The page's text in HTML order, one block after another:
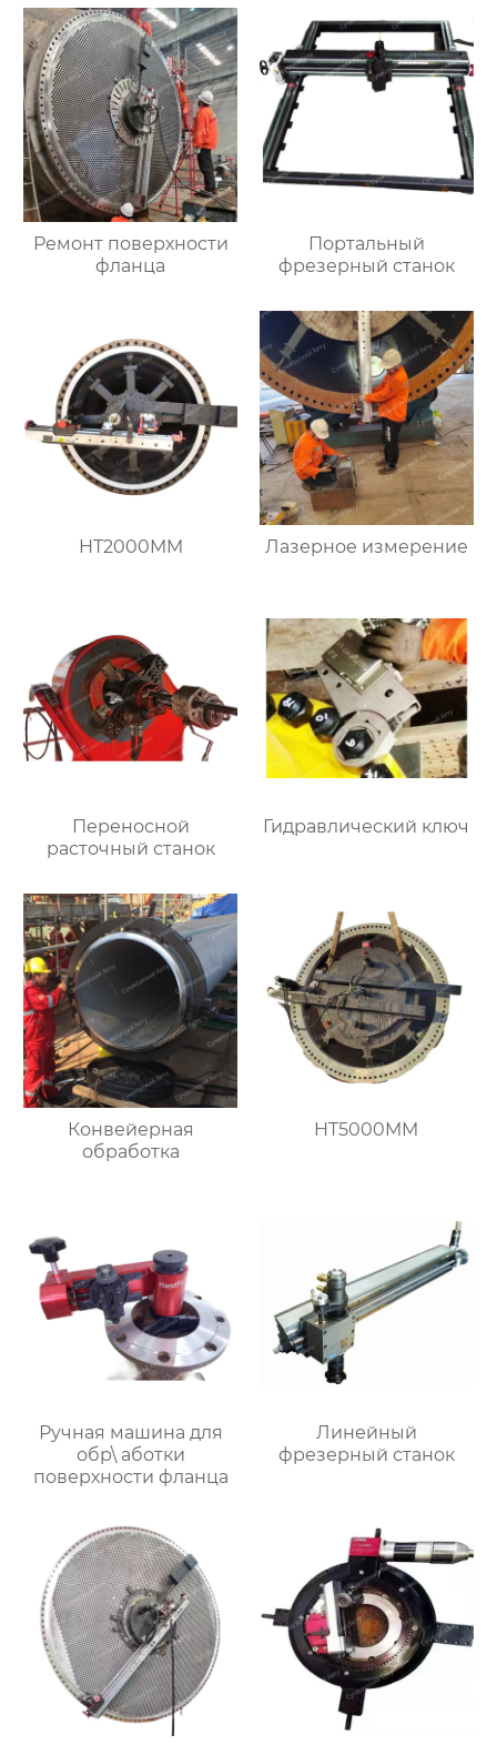
Ремонт поверхности
фланца
Портальный
фрезерный станок
HT2000MM Лазерное измерение
Переносной
расточный станок
Гидравлический ключ
Конвейерная
обработка
HT5000MM
Ручная машина для
обр\ аботки
поверхности фланца
Линейный
фрезерный станок